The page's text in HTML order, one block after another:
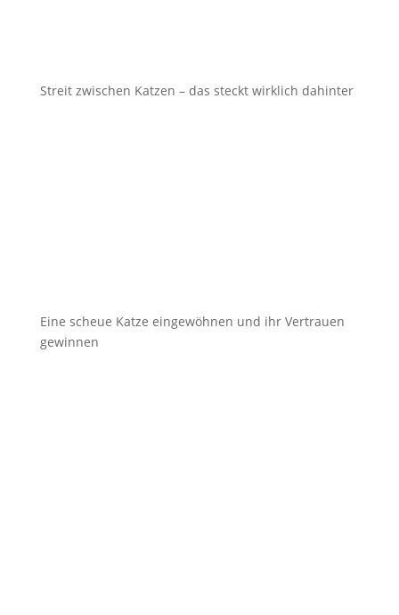
Streit zwischen Katzen – das steckt wirklich dahinter
Eine scheue Katze eingewöhnen und ihr Vertrauen
gewinnen